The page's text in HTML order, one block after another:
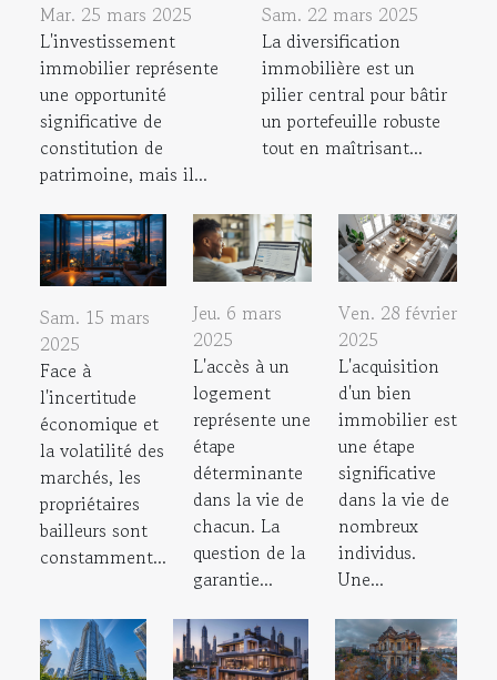
Mar. 25 mars 2025
L'investissement
immobilier représente
une opportunité
significative de
constitution de
patrimoine, mais il...
Sam. 22 mars 2025
La diversification
immobilière est un
pilier central pour bâtir
un portefeuille robuste
tout en maîtrisant...
Sam. 15 mars
2025
Face à
l'incertitude
économique et
la volatilité des
marchés, les
propriétaires
bailleurs sont
constamment...
Jeu. 6 mars
2025
L'accès à un
logement
représente une
étape
déterminante
dans la vie de
chacun. La
question de la
garantie...
Ven. 28 février
2025
L'acquisition
d'un bien
immobilier est
une étape
significative
dans la vie de
nombreux
individus.
Une...